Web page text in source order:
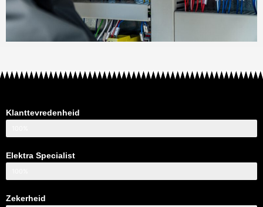
Klanttevredenheid
Elektra Specialist
Zekerheid